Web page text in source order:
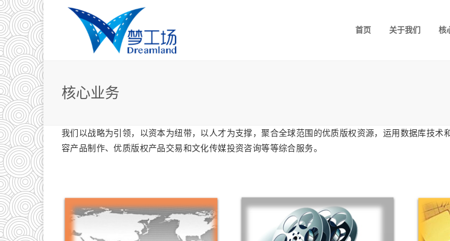
首页 关于我们 核
核心业务
我们以战略为引领，以资本为纽带，以人才为支撑，聚合全球范围的优质版权资源，运用数据库技
容产品制作、优质版权产品交易和文化传媒投资咨询等等综合服务。